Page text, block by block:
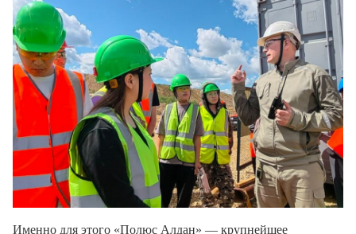
Именно для этого «Полюс Алдан» — крупнейшее